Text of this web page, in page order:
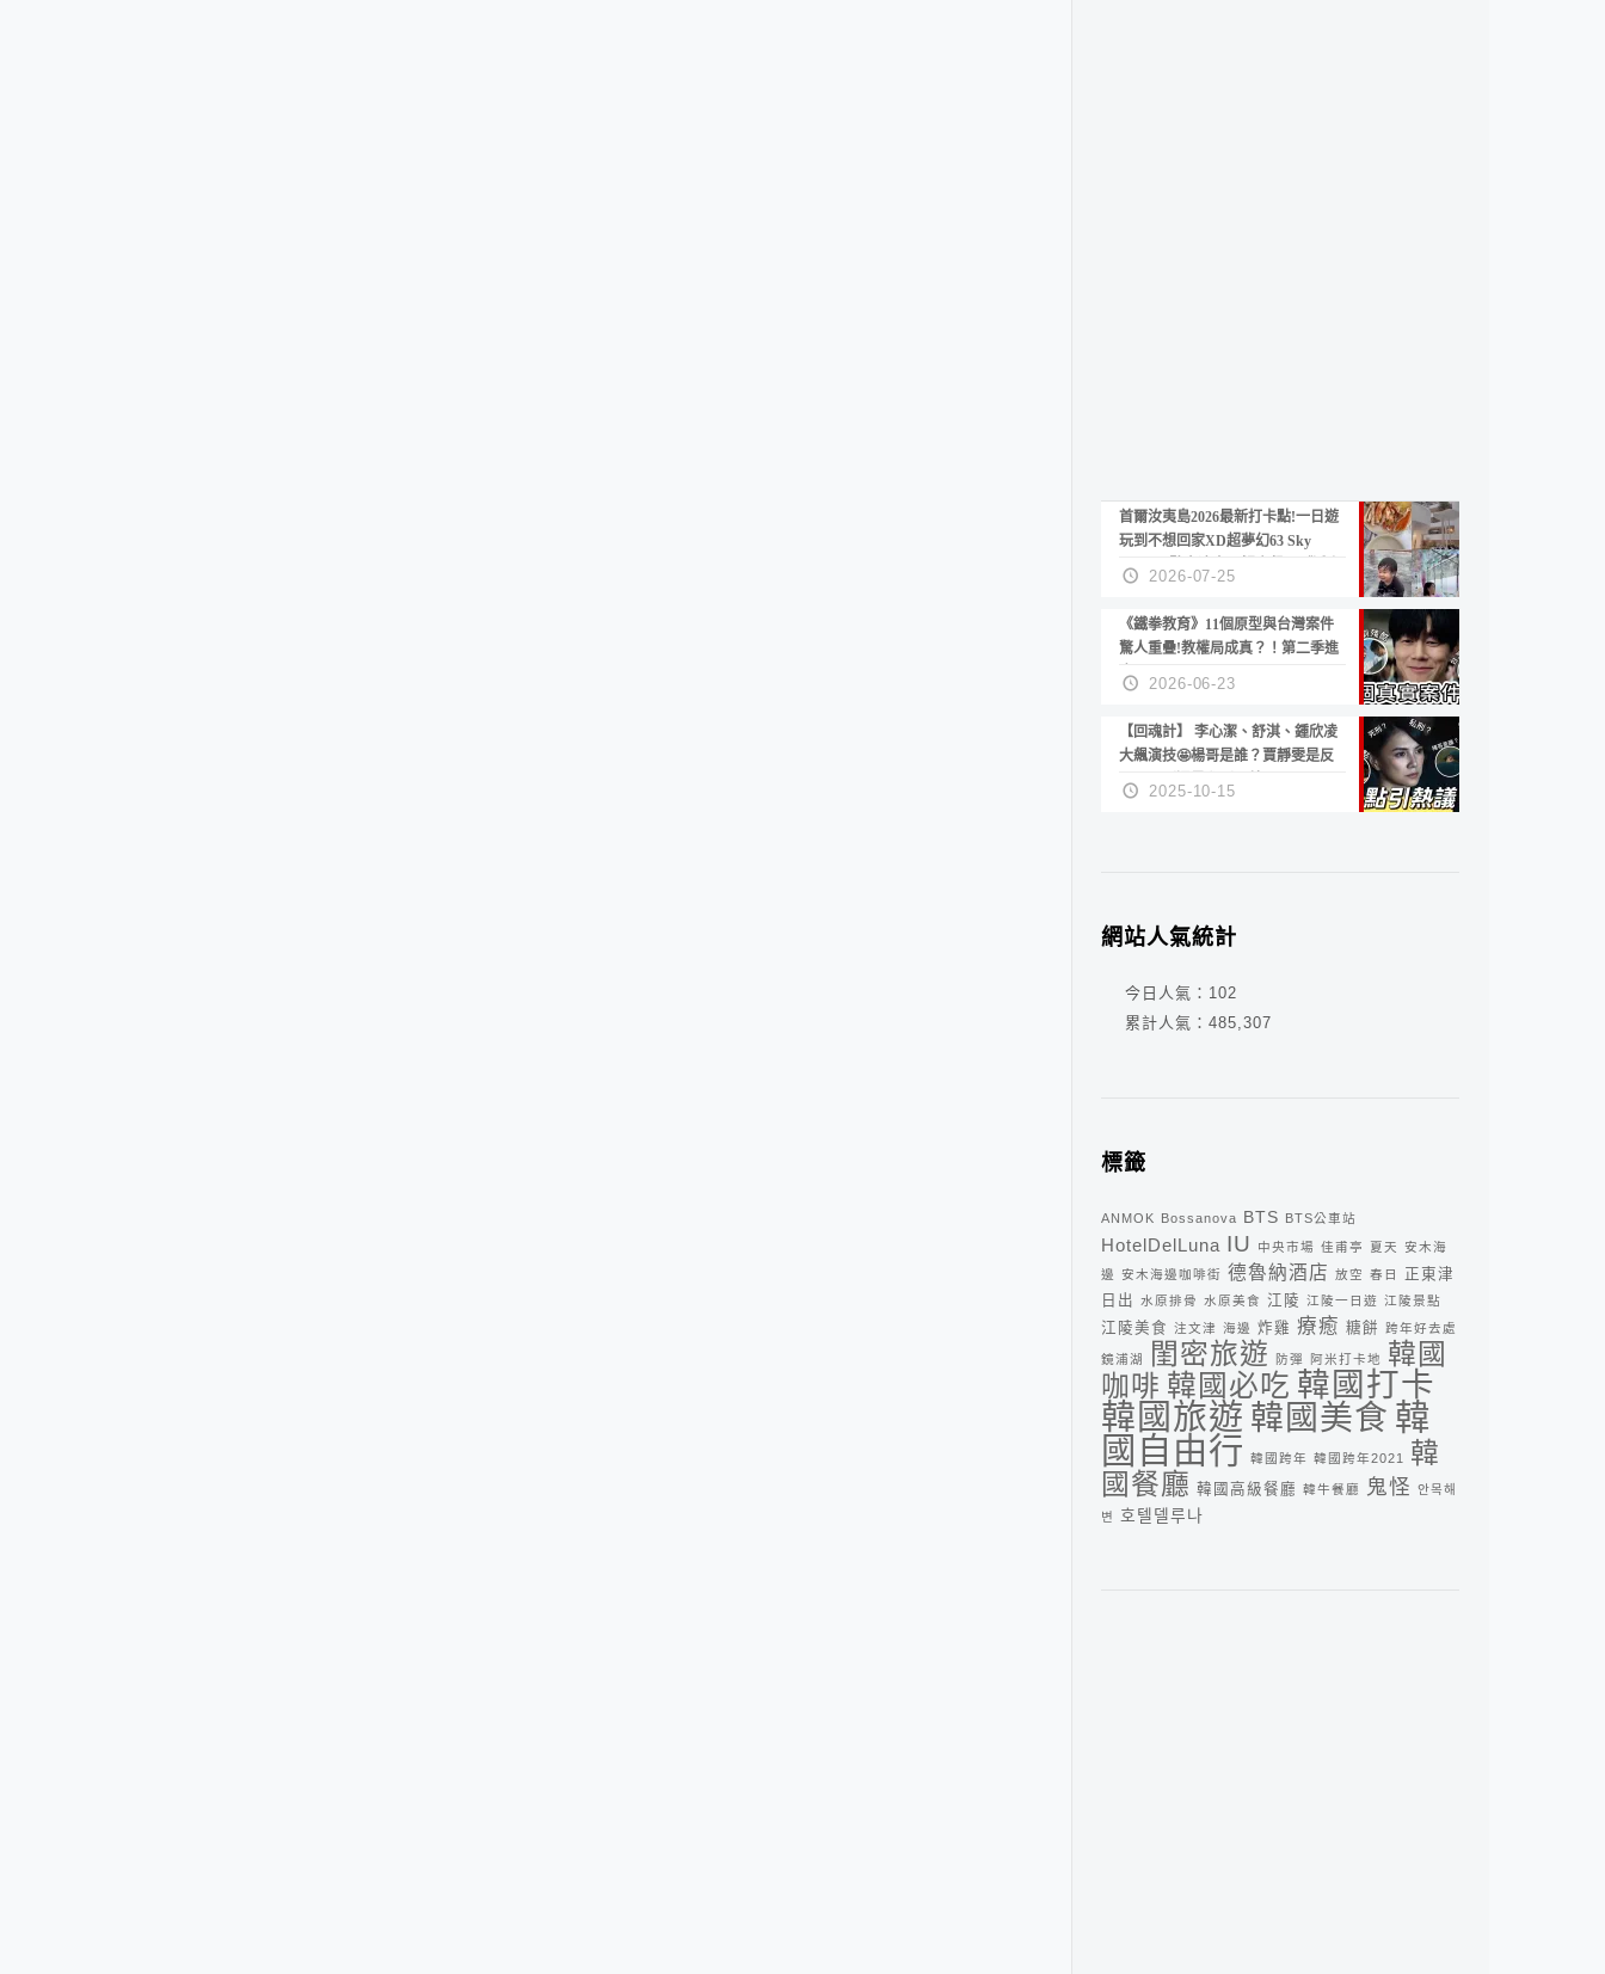
首爾汝夷島2026最新打卡點!一日遊
玩到不想回家XD超夢幻63 Sky
Picnic、鷺良津帝王蟹大餐、《淚之
女王》拍攝地、漢江公園免費玩水
2026-07-25
《鐵拳教育》11個原型與台灣案件
驚人重疊!教權局成真？！第二季進
度？😍
2026-06-23
【回魂計】 李心潔、舒淇、鍾欣凌
大飆演技🤩楊哥是誰？賈靜雯是反
派？死刑還是私刑正義
2025-10-15
網站人氣統計
今日人氣： 102
累計人氣： 485,307
標籤
ANMOK Bossanova BTS BTS公車站
HotelDelLuna IU 中央市場 佳甫亭 夏天 安木海
邊 安木海邊咖啡街 德魯納酒店 放空 春日
正東津
日出 水原排骨 水原美食 江陵 江陵一日遊 江陵景點
江陵美食 注文津 海邊 炸雞 療癒 糖餅 跨年好去處
鏡浦湖 閨密旅遊 防彈 阿米打卡地
韓國
咖啡 韓國必吃 韓國打卡
韓國旅遊 韓國美食 韓
國自由行 韓國跨年 韓國跨年2021
韓
國餐廳 韓國高級餐廳 韓牛餐廳 鬼怪 안목해
변
호텔델루나